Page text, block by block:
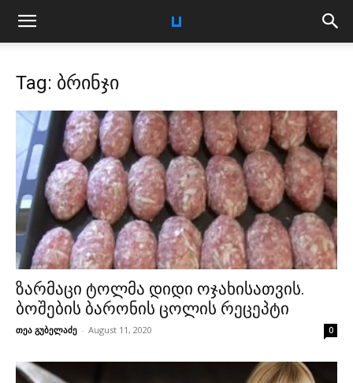
Tag: ბრინჯი
ზარმაცი ტოლმა დიდი ოჯახისათვის.
ბოშების ბარონის ცოლის რეცეპტი
თეა გუბელაძე - August 11, 2020 0